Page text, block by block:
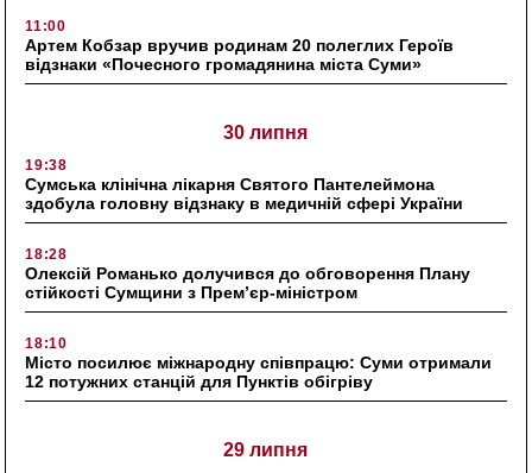
11:00
Артем Кобзар вручив родинам 20 полеглих Героїв
відзнаки «Почесного громадянина міста Суми»
30 липня
19:38
Сумська клінічна лікарня Святого Пантелеймона
здобула головну відзнаку в медичній сфері України
18:28
Олексій Романько долучився до обговорення Плану
стійкості Сумщини з Прем’єр-міністром
18:10
Місто посилює міжнародну співпрацю: Суми отримали
12 потужних станцій для Пунктів обігріву
29 липня